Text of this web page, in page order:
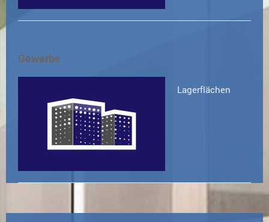
Gewerbe
Lagerflächen